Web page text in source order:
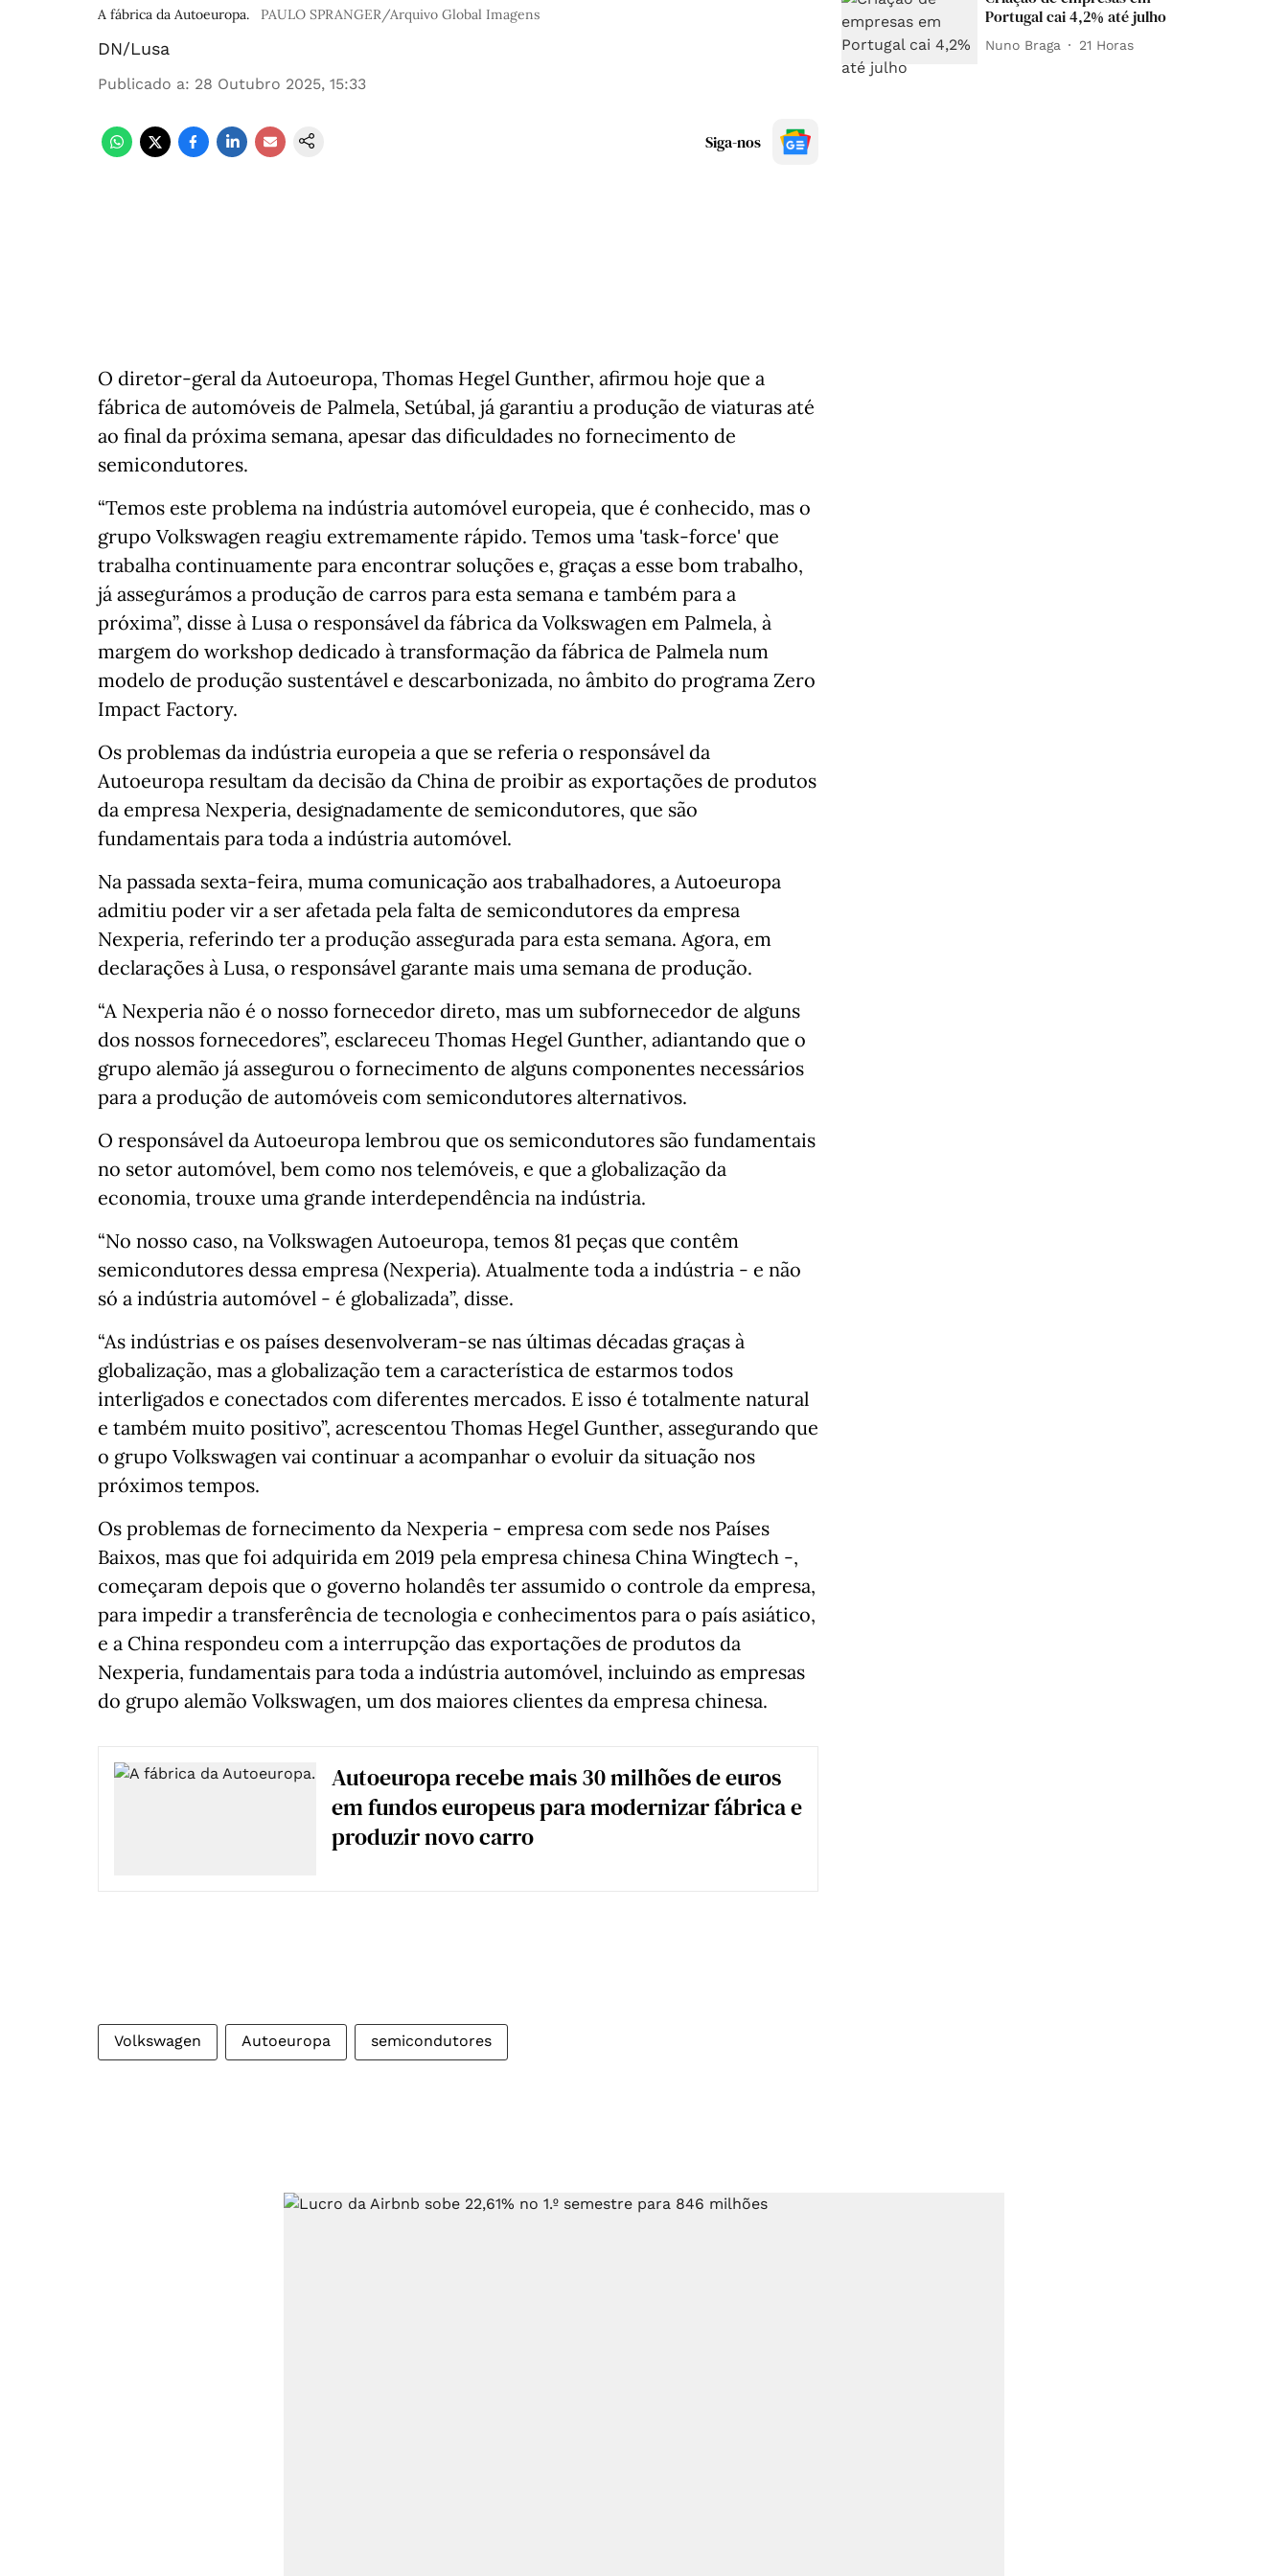
A fábrica da Autoeuropa. PAULO SPRANGER/Arquivo Global Imagens
DN/Lusa
Publicado a: 28 Outubro 2025, 15:33
Siga-nos
O diretor-geral da Autoeuropa, Thomas Hegel Gunther, afirmou hoje que a
fábrica de automóveis de Palmela, Setúbal, já garantiu a produção de viaturas até
ao final da próxima semana, apesar das dificuldades no fornecimento de
semicondutores.
“Temos este problema na indústria automóvel europeia, que é conhecido, mas o
grupo Volkswagen reagiu extremamente rápido. Temos uma 'task-force' que
trabalha continuamente para encontrar soluções e, graças a esse bom trabalho,
já assegurámos a produção de carros para esta semana e também para a
próxima”, disse à Lusa o responsável da fábrica da Volkswagen em Palmela, à
margem do workshop dedicado à transformação da fábrica de Palmela num
modelo de produção sustentável e descarbonizada, no âmbito do programa Zero
Impact Factory.
Os problemas da indústria europeia a que se referia o responsável da
Autoeuropa resultam da decisão da China de proibir as exportações de produtos
da empresa Nexperia, designadamente de semicondutores, que são
fundamentais para toda a indústria automóvel.
Na passada sexta-feira, muma comunicação aos trabalhadores, a Autoeuropa
admitiu poder vir a ser afetada pela falta de semicondutores da empresa
Nexperia, referindo ter a produção assegurada para esta semana. Agora, em
declarações à Lusa, o responsável garante mais uma semana de produção.
“A Nexperia não é o nosso fornecedor direto, mas um subfornecedor de alguns
dos nossos fornecedores”, esclareceu Thomas Hegel Gunther, adiantando que o
grupo alemão já assegurou o fornecimento de alguns componentes necessários
para a produção de automóveis com semicondutores alternativos.
O responsável da Autoeuropa lembrou que os semicondutores são fundamentais
no setor automóvel, bem como nos telemóveis, e que a globalização da
economia, trouxe uma grande interdependência na indústria.
“No nosso caso, na Volkswagen Autoeuropa, temos 81 peças que contêm
semicondutores dessa empresa (Nexperia). Atualmente toda a indústria - e não
só a indústria automóvel - é globalizada”, disse.
“As indústrias e os países desenvolveram-se nas últimas décadas graças à
globalização, mas a globalização tem a característica de estarmos todos
interligados e conectados com diferentes mercados. E isso é totalmente natural
e também muito positivo”, acrescentou Thomas Hegel Gunther, assegurando que
o grupo Volkswagen vai continuar a acompanhar o evoluir da situação nos
próximos tempos.
Os problemas de fornecimento da Nexperia - empresa com sede nos Países
Baixos, mas que foi adquirida em 2019 pela empresa chinesa China Wingtech -,
começaram depois que o governo holandês ter assumido o controle da empresa,
para impedir a transferência de tecnologia e conhecimentos para o país asiático,
e a China respondeu com a interrupção das exportações de produtos da
Nexperia, fundamentais para toda a indústria automóvel, incluindo as empresas
do grupo alemão Volkswagen, um dos maiores clientes da empresa chinesa.
Autoeuropa recebe mais 30 milhões de euros
em fundos europeus para modernizar fábrica e
produzir novo carro
Volkswagen Autoeuropa semicondutores
Portugal cai 4,2% até julho
Nuno Braga 21 Horas